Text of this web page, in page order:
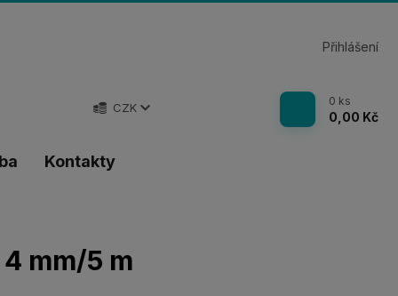
Kontakty
CZK
Přihlášení
0 ks
0,00 Kč
mm/5 m